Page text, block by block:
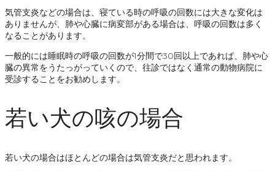
気管支炎などの場合は、寝ている時の呼吸の回数には大きな変化は
ありませんが、肺や心臓に病変部がある場合は、呼吸の回数は多く
なることがあります。
一般的には睡眠時の呼吸の回数が1分間で30回以上であれば、肺や心
臓の異常をうたっがっていくので、往診ではなく通常の動物病院に
受診することをお勧めします。
若い犬の咳の場合
若い犬の場合はほとんどの場合は気管支炎だと思われます。